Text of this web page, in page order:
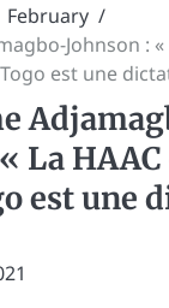
February
Johnson : «
est une
La
est une